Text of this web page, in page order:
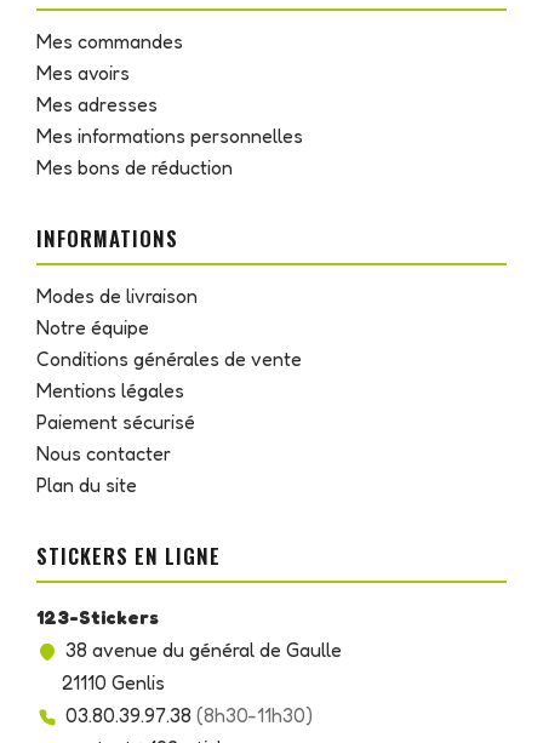
Mes commandes
Mes avoirs
Mes adresses
Mes informations personnelles
Mes bons de réduction
INFORMATIONS
Modes de livraison
Notre équipe
Conditions générales de vente
Mentions légales
Paiement sécurisé
Nous contacter
Plan du site
STICKERS EN LIGNE
123-Stickers
38 avenue du général de Gaulle
21110 Genlis
03.80.39.97.38 (8h30-11h30)